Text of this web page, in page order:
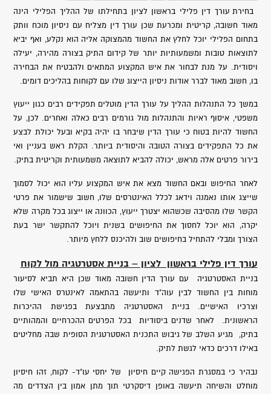
בחירת עורך דין פלילי בראשון לציון בתחילתו של ההליך הפלילי הינה
מאוד חשובה, קריטית ומכרעת שכן עורך דין מצליח עם ניסיון מוכח וותק
בתחום הפלילי יוכל לחלץ את החשוד מהמצוקה אליה הוא נקלע, ואף יביא
לתוצאות טובות ומשמעותיות יותר של קידום התיק בצורה מהירה, יעילה
ויסודית. על מנת לבחור את איש המקצוע המתאים ולהבטיח את הבחירה
בו, חשוב מאוד לברר אודות ניסיון הייצוג שלו עם לקוחות בהליכים דומים.
במשך כל התנהלות ההליך על עורך הדין מוטלים תפקידים רבים כגון ייעוץ
משפטי, איסוף ראיות והתנהלות מול גורמים רבים כאלה ואחרים. לכן, על
החשוד להיות בטוח כי עורך הדין שיבחר בו יהיה בקיא ובעל יכולת לבצע
את כל התפקידים בצורה הטובה והיסודית ביותר. הקלת ראש בעניין ואי
בירור פרטים אלה מראש, יכולה להביא לתוצאה משמעותית וקריטית בתיק.
לאחר החיפוש ובאם החשוד מצא את איש המקצוע עליו הוא יכול לסמוך
שייצג אותו נאמנה וידאג לכלל האינטרסים שלו, חשוב שישמור את פרטי
הקשר שלו מהסיבה שכשהוא יצטרך ייעוץ, הכוונה או ייצוג בכל מקרה שלא
יקרה, הוא יוכל לחסוך את החיפושים בשנית ויוכל להתקשר ישר בעת
הצורך ומבלי להתחיל בחיפושים שוב ולהיכנס ללחץ מיותר.
עורך דין פלילי בראשון לציון –בניית אסטרטגיה מול לקוח
בניית האסטרטגיה עם עורך הדין חשובה מאוד שכן היא תביא לסיעור
מוחות בין החשוד לבין עוה"ד ותיעשה בהתאמה לאינטרס האישי שלו
וצרכיו האישיים. בניית האסטרטגיה מתבצעת בפגישת ההיכרות
הראשונית. לאחר שדנים ביסודיות בכל הפרטים ההכרחיים והמהותיים
בתיק, מגיע השלב של גיבוש התכנית האסטרטגית הסופית שבה מחליטים
באילו דרכים כדאי לגשת לתיק.
נבהיר כי במסגרת הפגישה קיים חיסיון של יחסי עו"ד- לקוח, זהו חיסיון
מוחלט והשיחה תיעשה באופן דיסקרטי תוך מתן אמון בין הצדדים מה